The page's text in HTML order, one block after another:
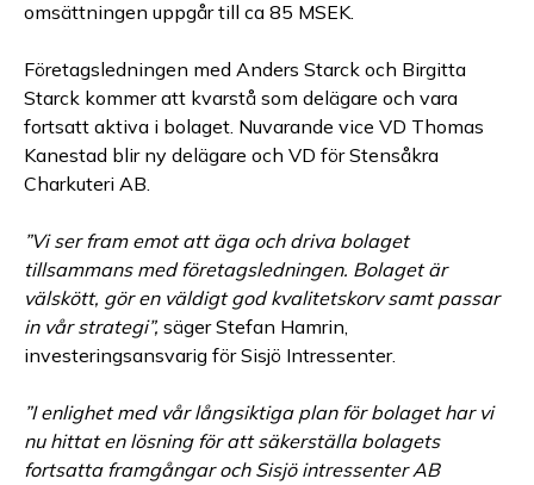
omsättningen uppgår till ca 85 MSEK.
Företagsledningen med Anders Starck och Birgitta
Starck kommer att kvarstå som delägare och vara
fortsatt aktiva i bolaget. Nuvarande vice VD Thomas
Kanestad blir ny delägare och VD för Stensåkra
Charkuteri AB.
”Vi ser fram emot att äga och driva bolaget
tillsammans med företagsledningen. Bolaget är
välskött, gör en väldigt god kvalitetskorv samt passar
in vår strategi”, säger Stefan Hamrin,
investeringsansvarig för Sisjö Intressenter.
”I enlighet med vår långsiktiga plan för bolaget har vi
nu hittat en lösning för att säkerställa bolagets
fortsatta framgångar och Sisjö intressenter AB